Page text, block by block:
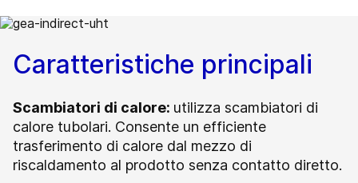
Caratteristiche principali
Scambiatori di calore: utilizza scambiatori di
calore tubolari. Consente un efficiente
trasferimento di calore dal mezzo di
riscaldamento al prodotto senza contatto diretto.